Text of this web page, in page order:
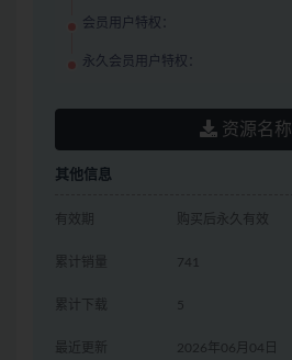
会员用户特权：
永久会员用户特权：
资源名称
其他信息
有效期 购买后永久有效
累计销量 741
累计下载 5
最近更新 2026年06月04日